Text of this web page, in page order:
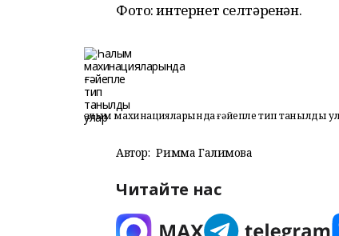
Фото: интернет селтәренән.
Һалым махинацияларында ғәйепле тип танылды
Автор: Римма Галимова
Читайте нас